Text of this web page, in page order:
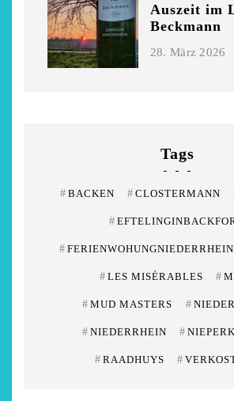
Auszeit im
Beckmann
28. März 2026
Tags
# BACKEN # CLOSTERMANN
#
# FERIENWOHUNGNIEDERRHEIN
# LES MISÉRABLES #
# MUD MASTERS #
# NIEDERRHEIN #
# RAADHUYS #